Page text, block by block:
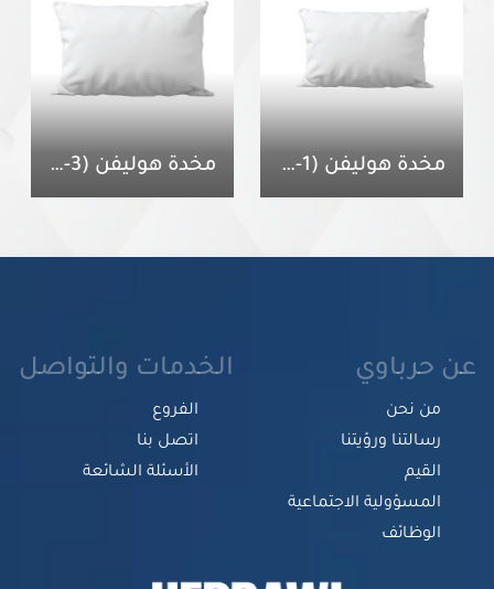
مخدة هوليفن (1-3) مخدة هوليفن (3-5)
عن حرباوي
من نحن
رسالتنا ورؤيتنا
القيم
المسؤولية الاجتماعية
الوظائف
الخدمات والتواصل
الفروع
اتصل بنا
الأسئلة الشائعة